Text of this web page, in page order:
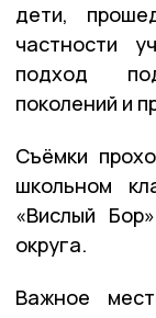
дети,
частности
подход
поколений и
Съёмки
школьном
«Вислый
округа.
Важное